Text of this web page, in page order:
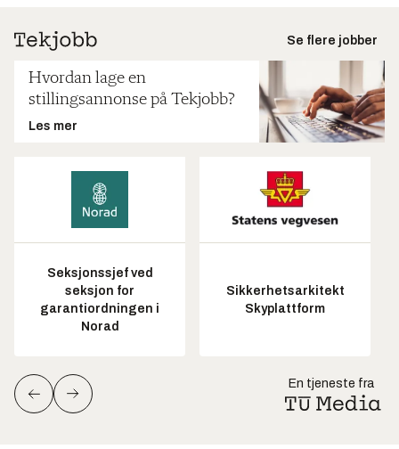
Se flere jobber
Hvordan lage en
stillingsannonse på Tekjobb?
Les mer
Seksjonssjef ved
seksjon for
garantiordningen i
Norad
Sikkerhetsarkitekt
Skyplattform
En tjeneste fra